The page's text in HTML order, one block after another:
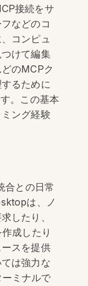
接続をサ
などのコ
コンピュ
けて編集
のMCPク
るために
。この基本
ング経験
合との日常
は、ノ
したり、
成したり
スを提供
は強力な
ミナルで